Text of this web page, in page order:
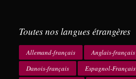
Toutes nos langues étrangères
Allemand-français Anglais-français
Danois-français
Espagnol-Français